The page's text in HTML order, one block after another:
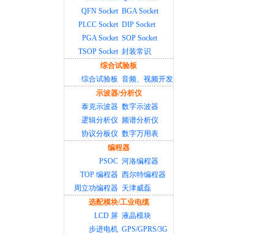
QFN Socket BGA Socket
PLCC Socket DIP Socket
PGA Socket SOP Socket
TSOP Socket 封装常识
综合试验板
综合试验板 音频、视频开发
示波器/分析仪
泰克示波器 数字示波器
逻辑分析仪 频谱分析仪
协议分板仪 数字万用表
编程器
PSOC 河洛编程器
TOP 编程器 西尔特编程器
周立功编程器 天津威磊
选配模块/工业电缆
LCD 屏 液晶模块
步进电机 GPS/GPRS/3G